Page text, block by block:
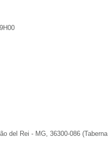
del Rei - MG, 36300-086 (Taberna